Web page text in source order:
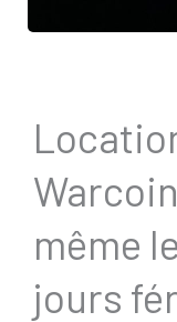
même
jours